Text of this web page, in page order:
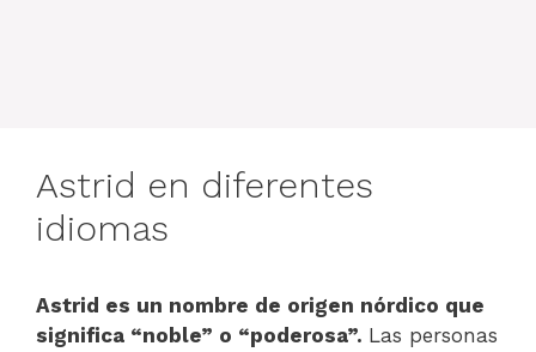
Astrid en diferentes
idiomas
Astrid es un nombre de origen nórdico que
significa “noble” o “poderosa”. Las personas